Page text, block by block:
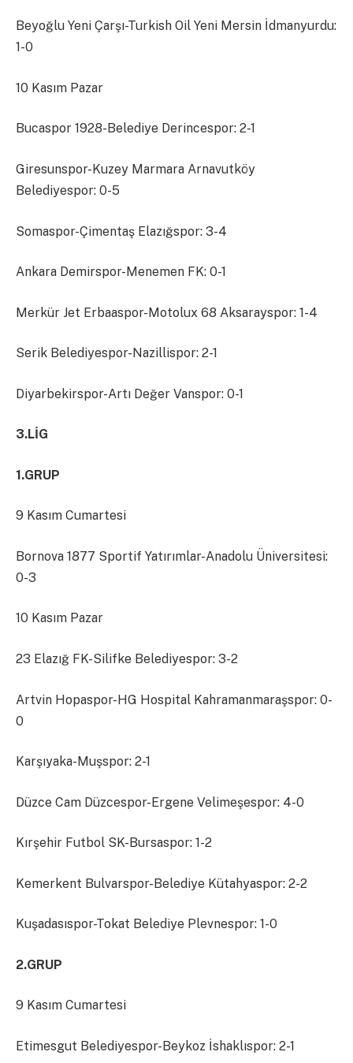
Beyoğlu Yeni Çarşı-Turkish Oil Yeni Mersin İdmanyurdu:
1-0
10 Kasım Pazar
Bucaspor 1928-Belediye Derincespor: 2-1
Giresunspor-Kuzey Marmara Arnavutköy
Belediyespor: 0-5
Somaspor-Çimentaş Elazığspor: 3-4
Ankara Demirspor-Menemen FK: 0-1
Merkür Jet Erbaaspor-Motolux 68 Aksarayspor: 1-4
Serik Belediyespor-Nazillispor: 2-1
Diyarbekirspor-Artı Değer Vanspor: 0-1
3.LİG
1.GRUP
9 Kasım Cumartesi
Bornova 1877 Sportif Yatırımlar-Anadolu Üniversitesi:
0-3
10 Kasım Pazar
23 Elazığ FK-Silifke Belediyespor: 3-2
Artvin Hopaspor-HG Hospital Kahramanmaraşspor: 0-
0
Karşıyaka-Muşspor: 2-1
Düzce Cam Düzcespor-Ergene Velimeşespor: 4-0
Kırşehir Futbol SK-Bursaspor: 1-2
Kemerkent Bulvarspor-Belediye Kütahyaspor: 2-2
Kuşadasıspor-Tokat Belediye Plevnespor: 1-0
2.GRUP
9 Kasım Cumartesi
Etimesgut Belediyespor-Beykoz İshaklıspor: 2-1